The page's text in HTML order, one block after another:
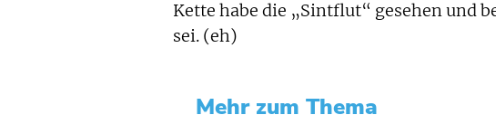
Kette habe die „Sintflut“ gesehen und
sei. (eh)
Mehr zum Thema